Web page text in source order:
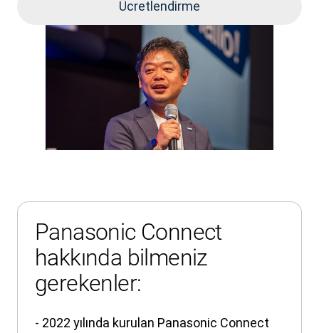
Ücretlendirme
Panasonic Connect
hakkında bilmeniz
gerekenler:
- 2022 yılında kurulan Panasonic Connect